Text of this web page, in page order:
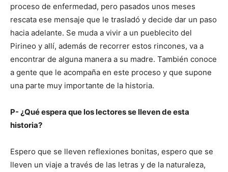
proceso de enfermedad, pero pasados unos meses
rescata ese mensaje que le trasladó y decide dar un paso
hacia adelante. Se muda a vivir a un pueblecito del
Pirineo y allí, además de recorrer estos rincones, va a
encontrar de alguna manera a su madre. También conoce
a gente que le acompaña en este proceso y que supone
una parte muy importante de la historia.
P- ¿Qué espera que los lectores se lleven de esta
historia?
Espero que se lleven reflexiones bonitas, espero que se
lleven un viaje a través de las letras y de la naturaleza,